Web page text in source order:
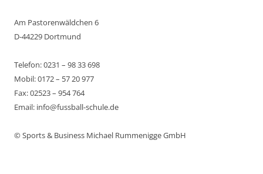
Am Pastorenwäldchen 6
D-44229 Dortmund
Telefon: 0231 – 98 33 698
Mobil: 0172 – 57 20 977
Fax: 02523 – 954 764
Email: info@fussball-schule.de
© Sports & Business Michael Rummenigge GmbH